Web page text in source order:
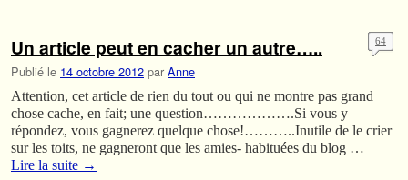
Un article peut en cacher un autre…..
Publié le 14 octobre 2012 par Anne
64
Attention, cet article de rien du tout ou qui ne montre pas grand
chose cache, en fait; une question……………….Si vous y
répondez, vous gagnerez quelque chose!………..Inutile de le crier
sur les toits, ne gagneront que les amies- habituées du blog …
Lire la suite →